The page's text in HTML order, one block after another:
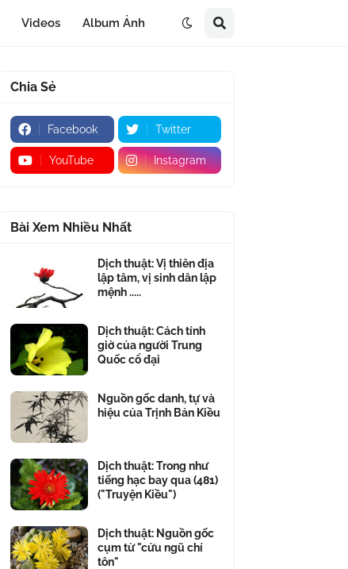
Videos Album Ảnh
Chia Sẻ
Facebook Twitter
YouTube Instagram
Bài Xem Nhiều Nhất
Dịch thuật: Vị thiên địa
lập tâm, vị sinh dân lập
mệnh .....
Dịch thuật: Cách tính
giờ của người Trung
Quốc cổ đại
Nguồn gốc danh, tự và
hiệu của Trịnh Bản Kiều
Dịch thuật: Trong như
tiếng hạc bay qua (481)
("Truyện Kiều")
Dịch thuật: Nguồn gốc
cụm từ "cửu ngũ chí
tôn"